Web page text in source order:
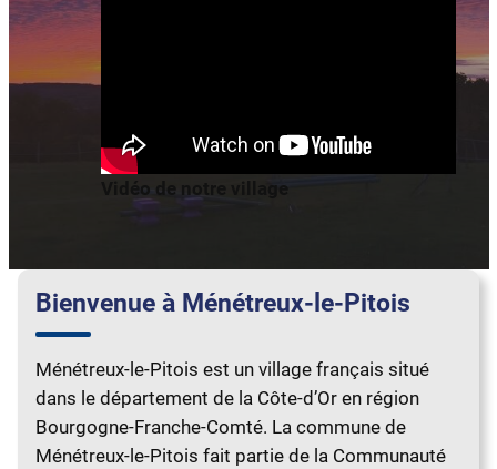
Vidéo de notre village
Bienvenue à Ménétreux-le-Pitois
Ménétreux-le-Pitois est un village français situé
dans le département de la Côte-d’Or en région
Bourgogne-Franche-Comté. La commune de
Ménétreux-le-Pitois fait partie de la Communauté